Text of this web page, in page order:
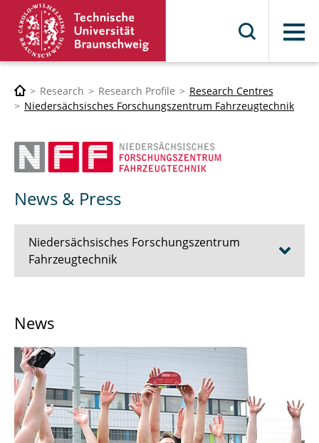
Menu
Research Research Profile
Research Centres
Niedersächsisches Forschungszentrum Fahrzeugtechnik
News & Press
Niedersächsisches Forschungszentrum
Fahrzeugtechnik
Research
Contact
News